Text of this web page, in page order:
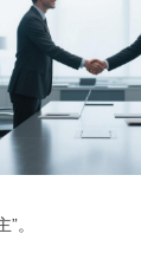
。